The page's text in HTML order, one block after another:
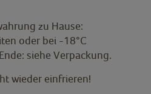
zu Hause:
oder bei -18°C
siehe Verpackung.
wieder einfrieren!